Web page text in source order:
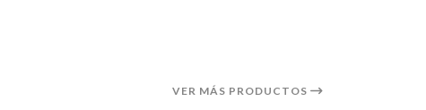
VER MÁS PRODUCTOS